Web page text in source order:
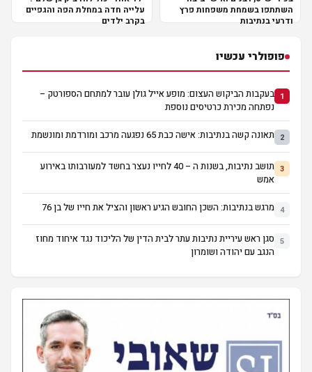
השתתפו בשמחת משפחות פרץ
ודרעי בנתיבות
עלייה חדה במחלת הפה והגפיים
בקרב ילדים
פופולרי עכשיו
1 בעקבות הביקוש העצום: מופע אייל גולן עובר למתחם הספורטק –
נפתחה מכירת כרטיסים נוספת
2 תאונה קשה בנתיבות: אישה כבת 65 נפגעה מרכב ומורדמת ומונשמת
3
תושב נתיבות, בשנות ה – 40 לחייו נעצר בחשד למעורבותו באירוע
אמש
4 מרגש בנתיבות: השכן החובש הגיע ראשון והציל את חייו של בן 76
5 סגן ראש עיריית נתיבות עתר לבית הדין של הליכוד נגד איחוד מחוז
הנגב עם יהודה ושומרון